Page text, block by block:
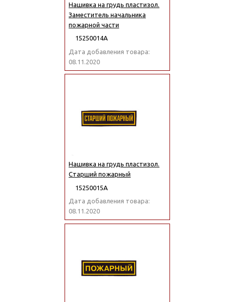
Нашивка на грудь пластизол.
Заместитель начальника
пожарной части
15250014А
Дата добавления товара:
08.11.2020
Нашивка на грудь пластизол.
Старший пожарный
15250015А
Дата добавления товара:
08.11.2020